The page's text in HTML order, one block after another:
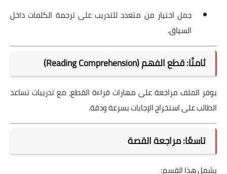
جمل اختيار من متعدد للتدريب على ترجمة الكلمات داخل
السياق.
ثامنًا: قطع الفهم (Reading Comprehension)
يوفر الملف مراجعة على مهارات قراءة القطع، مع تدريبات تساعد
الطالب على استخراج الإجابات بسرعة ودقة.
تاسعًا: مراجعة القصة
يشمل هذا القسم: